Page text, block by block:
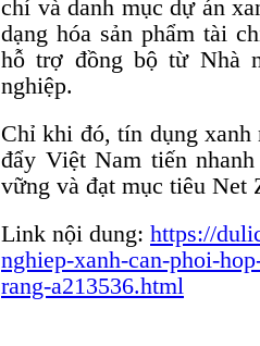
chí và danh mục dự án
dạng hóa sản phẩm tài
hỗ trợ đồng bộ từ Nhà
nghiệp.
Chỉ khi đó, tín dụng
đẩy Việt Nam tiến
vững và đạt mục tiêu Net
Link nội dung: https://
nghiep-xanh-can-phoi-
rang-a213536.html